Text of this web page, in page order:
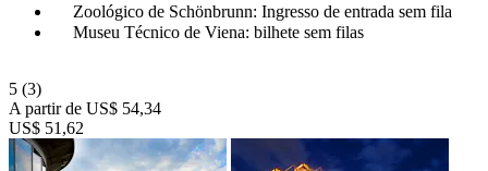
Zoológico de Schönbrunn: Ingresso de entrada sem fila
Museu Técnico de Viena: bilhete sem filas
5 (3)
A partir de US$ 54,34
US$ 51,62